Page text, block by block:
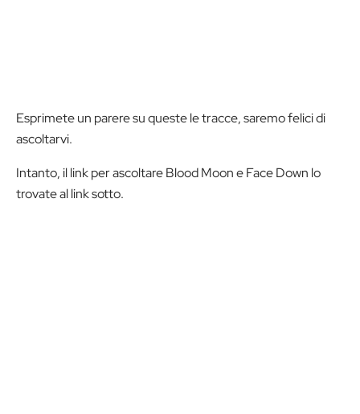
Esprimete un parere su queste le tracce, saremo felici di
ascoltarvi.
Intanto, il link per ascoltare Blood Moon e Face Down lo
trovate al link sotto.